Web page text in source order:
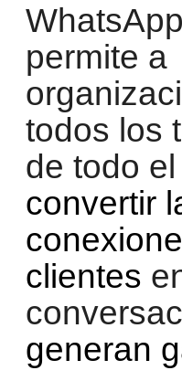
permite a
todos los
de todo
convertir
clientes
generan